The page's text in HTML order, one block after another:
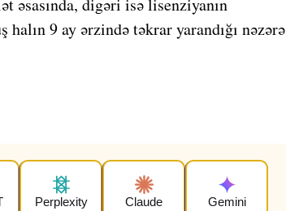
9 ay ərzində təkrar yarandığı nəzərə
Perplexity Claude Gemini